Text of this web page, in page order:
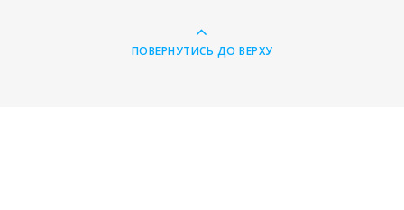
ПОВЕРНУТИСЬ ДО ВЕРХУ